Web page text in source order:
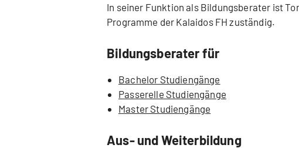
In seiner Funktion als Bildungsberater ist
Programme der Kalaidos FH zuständig.
Bildungsberater für
Bachelor Studiengänge
Passerelle Studiengänge
Master Studiengänge
Aus- und Weiterbildung